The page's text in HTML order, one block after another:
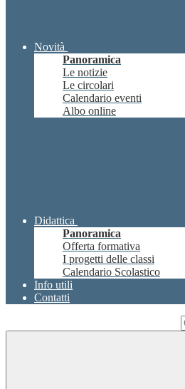
Novità
Panoramica
Le notizie
Le circolari
Calendario eventi
Albo online
Didattica
Panoramica
Offerta formativa
I progetti delle classi
Calendario Scolastico
Info utili
Contatti